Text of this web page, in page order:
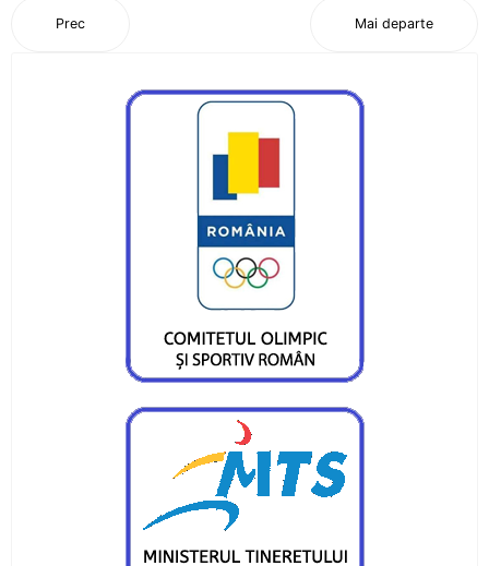
Sezon cu rezultate frumoase pentru aruncările
Adina Fîrțală și Darius Gavriloaia, reprezentanții
CS Ceahlăului în Slovacia
lotului României
Obiective îndeplinite pentru atleții CS Ceahlăul
și LPS Piatra Neamț
Un titlu continental și o medalie de bronz
pentru flotila pietreană
Ionuț Măriuța și Gabriel Marcel sunt campioni
naționali
Pietrenii, învingători în Cupa României Under 15
Ina Popescu, o nouă medalie pentru CS
Prec Mai departe